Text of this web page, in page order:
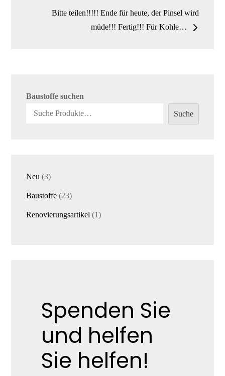
Bitte teilen!!!!! Ende für heute, der Pinsel wird
müde!!! Fertig!!! Für Kohle…
Baustoffe suchen
Suche
Neu 33
Baustoffe 2323
Renovierungsartikel 11
Spenden Sie
und helfen
Sie helfen!